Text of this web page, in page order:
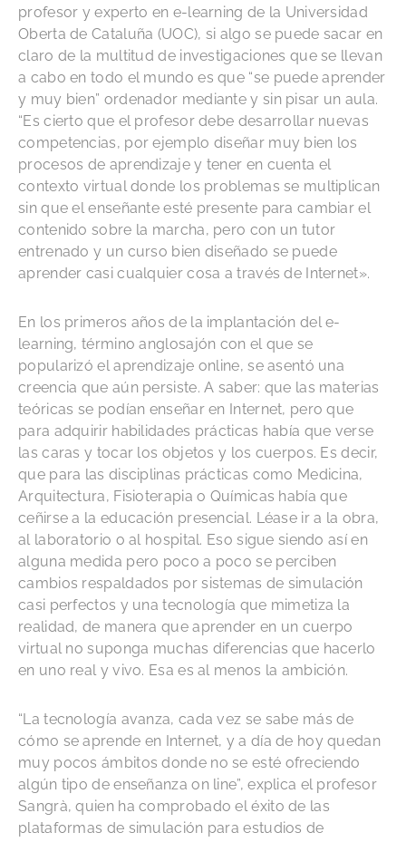
profesor y experto en e-learning de la Universidad
Oberta de Cataluña (UOC), si algo se puede sacar en
claro de la multitud de investigaciones que se llevan
a cabo en todo el mundo es que “se puede aprender
y muy bien” ordenador mediante y sin pisar un aula.
“Es cierto que el profesor debe desarrollar nuevas
competencias, por ejemplo diseñar muy bien los
procesos de aprendizaje y tener en cuenta el
contexto virtual donde los problemas se multiplican
sin que el enseñante esté presente para cambiar el
contenido sobre la marcha, pero con un tutor
entrenado y un curso bien diseñado se puede
aprender casi cualquier cosa a través de Internet».
En los primeros años de la implantación del e-
learning, término anglosajón con el que se
popularizó el aprendizaje online, se asentó una
creencia que aún persiste. A saber: que las materias
teóricas se podían enseñar en Internet, pero que
para adquirir habilidades prácticas había que verse
las caras y tocar los objetos y los cuerpos. Es decir,
que para las disciplinas prácticas como Medicina,
Arquitectura, Fisioterapia o Químicas había que
ceñirse a la educación presencial. Léase ir a la obra,
al laboratorio o al hospital. Eso sigue siendo así en
alguna medida pero poco a poco se perciben
cambios respaldados por sistemas de simulación
casi perfectos y una tecnología que mimetiza la
realidad, de manera que aprender en un cuerpo
virtual no suponga muchas diferencias que hacerlo
en uno real y vivo. Esa es al menos la ambición.
“La tecnología avanza, cada vez se sabe más de
cómo se aprende en Internet, y a día de hoy quedan
muy pocos ámbitos donde no se esté ofreciendo
algún tipo de enseñanza on line”, explica el profesor
Sangrà, quien ha comprobado el éxito de las
plataformas de simulación para estudios de